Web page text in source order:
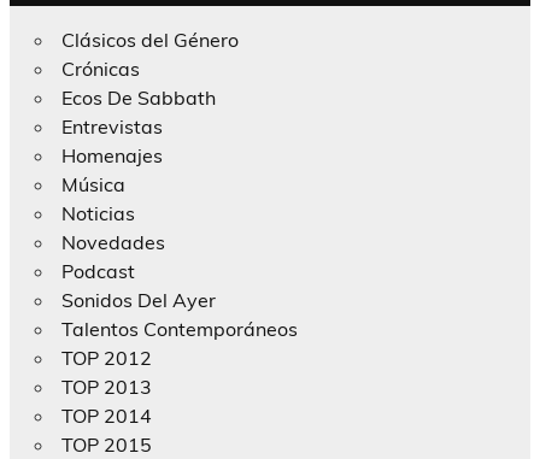
Clásicos del Género
Crónicas
Ecos De Sabbath
Entrevistas
Homenajes
Música
Noticias
Novedades
Podcast
Sonidos Del Ayer
Talentos Contemporáneos
TOP 2012
TOP 2013
TOP 2014
TOP 2015